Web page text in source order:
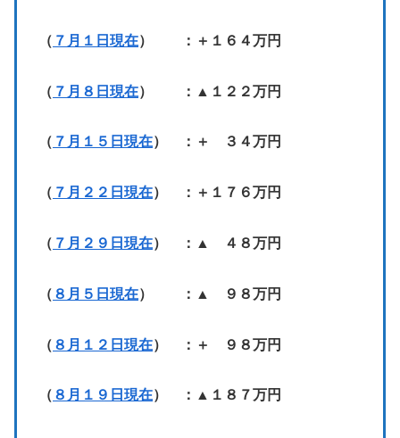
（ ７月１日現在） ：＋１６４万円
（ ７月８日現在） ：▲１２２万円
（ ７月１５日現在） ：＋ ３４万円
（ ７月２２日現在） ：＋１７６万円
（ ７月２９日現在） ：▲ ４８万円
（ ８月５日現在） ：▲ ９８万円
（ ８月１２日現在） ：＋ ９８万円
（ ８月１９日現在） ：▲１８７万円